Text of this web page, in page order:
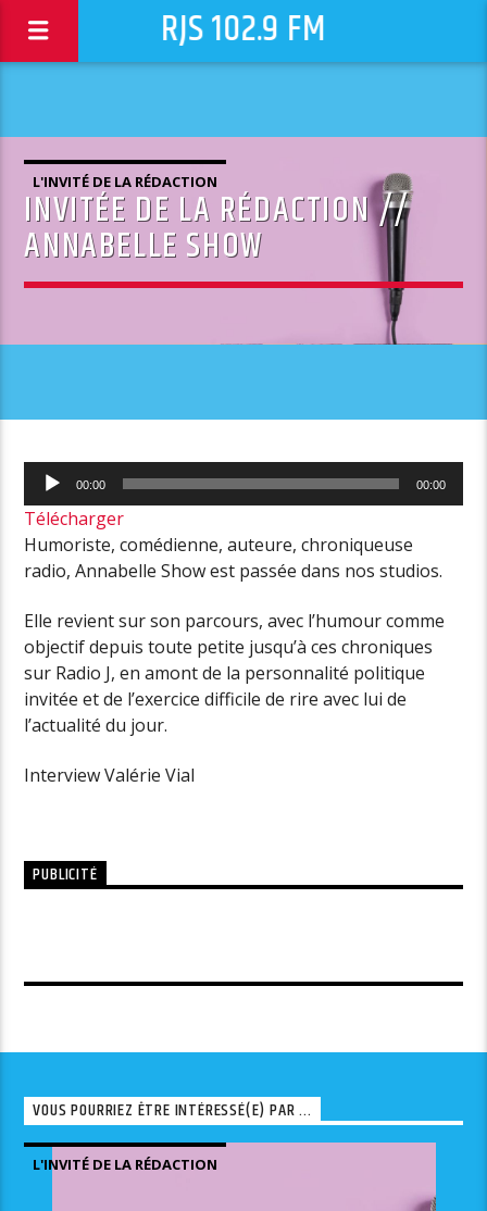
RJS 102.9 FM
L'INVITÉ DE LA RÉDACTION
INVITÉE DE LA RÉDACTION //
ANNABELLE SHOW
Lecteur
audio
00:00 00:00
Télécharger
Humoriste, comédienne, auteure, chroniqueuse
radio, Annabelle Show est passée dans nos studios.
Elle revient sur son parcours, avec l’humour comme
objectif depuis toute petite jusqu’à ces chroniques
sur Radio J, en amont de la personnalité politique
invitée et de l’exercice difficile de rire avec lui de
l’actualité du jour.
Interview Valérie Vial
PUBLICITÉ
VOUS POURRIEZ ÊTRE INTÉRESSÉ(E) PAR ...
L'INVITÉ DE LA RÉDACTION